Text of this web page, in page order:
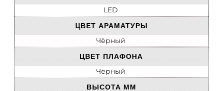
LED
ЦВЕТ АРАМАТУРЫ
Чёрный
ЦВЕТ ПЛАФОНА
Чёрный
ВЫСОТА ММ